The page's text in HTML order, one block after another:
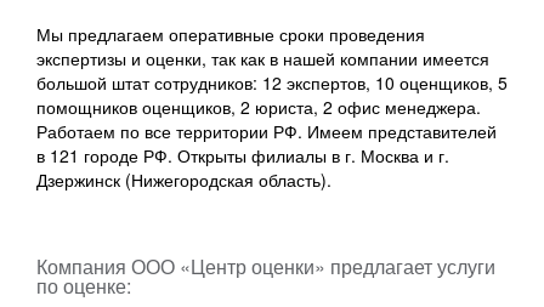
Мы предлагаем оперативные сроки проведения
экспертизы и оценки, так как в нашей компании имеется
большой штат сотрудников: 12 экспертов, 10 оценщиков, 5
помощников оценщиков, 2 юриста, 2 офис менеджера.
Работаем по все территории РФ. Имеем представителей
в 121 городе РФ. Открыты филиалы в г. Москва и г.
Дзержинск (Нижегородская область).
Компания ООО «Центр оценки» предлагает услуги
по оценке: